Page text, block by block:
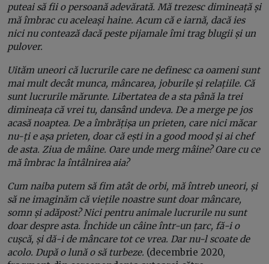
puteai să fii o persoană adevărată. Mă trezesc dimineață și
mă îmbrac cu aceleași haine. Acum că e iarnă, dacă ies
nici nu contează dacă peste pijamale îmi trag blugii și un
pulover.
Uităm uneori că lucrurile care ne definesc ca oameni sunt
mai mult decât munca, mâncarea, joburile și relațiile. Că
sunt lucrurile mărunte. Libertatea de a sta până la trei
dimineața că vrei tu, dansând undeva. De a merge pe jos
acasă noaptea. De a îmbrățișa un prieten, care nici măcar
nu-ți e așa prieten, doar că ești in a good mood și ai chef
de asta. Ziua de mâine. Oare unde merg mâine? Oare cu ce
mă îmbrac la întâlnirea aia?
Cum naiba putem să fim atât de orbi, mă întreb uneori, și
să ne imaginăm că viețile noastre sunt doar mâncare,
somn și adăpost? Nici pentru animale lucrurile nu sunt
doar despre asta. Închide un câine într-un țarc, fă-i o
cușcă, și dă-i de mâncare tot ce vrea. Dar nu-l scoate de
acolo. După o lună o să turbeze. (decembrie 2020,